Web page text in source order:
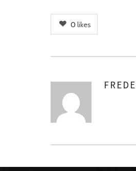
0 likes